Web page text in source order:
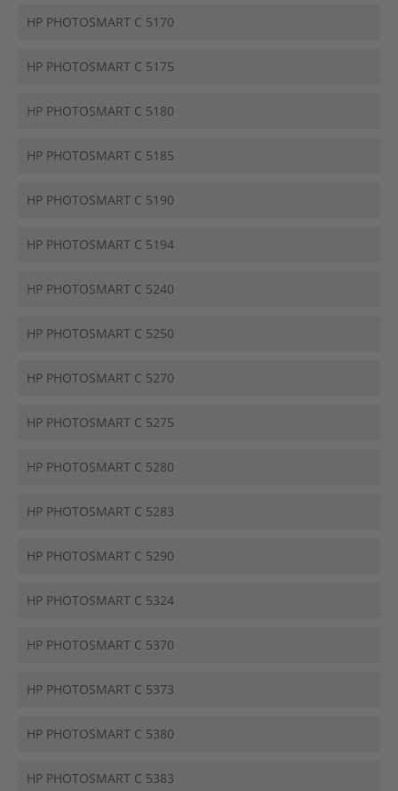
HP PHOTOSMART C 5170
HP PHOTOSMART C 5175
HP PHOTOSMART C 5180
HP PHOTOSMART C 5185
HP PHOTOSMART C 5190
HP PHOTOSMART C 5194
HP PHOTOSMART C 5240
HP PHOTOSMART C 5250
HP PHOTOSMART C 5270
HP PHOTOSMART C 5275
HP PHOTOSMART C 5280
HP PHOTOSMART C 5283
HP PHOTOSMART C 5290
HP PHOTOSMART C 5324
HP PHOTOSMART C 5370
HP PHOTOSMART C 5373
HP PHOTOSMART C 5380
HP PHOTOSMART C 5383